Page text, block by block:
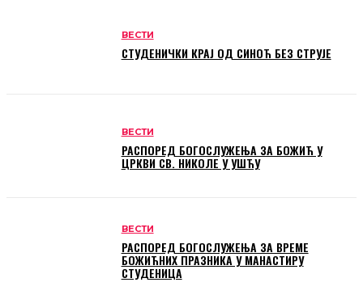
ВЕСТИ
СТУДЕНИЧКИ КРАЈ ОД СИНОЋ БЕЗ СТРУЈЕ
ВЕСТИ
РАСПОРЕД БОГОСЛУЖЕЊА ЗА БОЖИЋ У
ЦРКВИ СВ. НИКОЛЕ У УШЋУ
ВЕСТИ
РАСПОРЕД БОГОСЛУЖЕЊА ЗА ВРЕМЕ
БОЖИЋНИХ ПРАЗНИКА У МАНАСТИРУ
СТУДЕНИЦА